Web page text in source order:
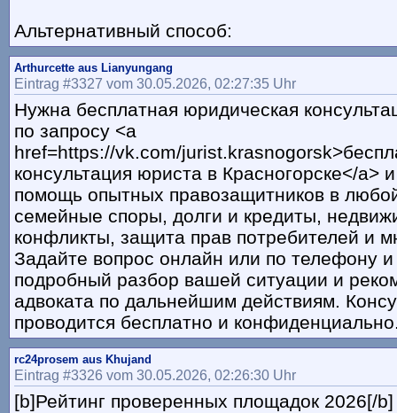
Альтернативный способ:
Arthurcette aus Lianyungang
Eintrag #3327 vom 30.05.2026, 02:27:35 Uhr
Нужна бесплатная юридическая
по запросу <a
href=https://vk.com/
консультация юриста в Красногорске</a>
помощь опытных правозащитников в
семейные споры, долги и кредиты,
конфликты, защита прав потребителей и
Задайте вопрос онлайн или по телефону и
подробный разбор вашей ситуации и
адвоката по дальнейшим действиям.
проводится бесплатно и
rc24prosem aus Khujand
Eintrag #3326 vom 30.05.2026, 02:26:30 Uhr
[b]Рейтинг проверенных площадок 2026[/b]